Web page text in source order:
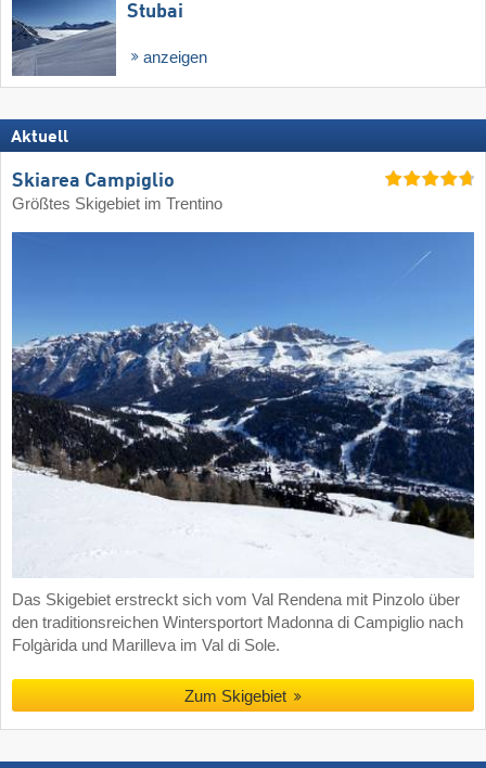
Stubai
anzeigen
Aktuell
Skiarea Campiglio
Größtes Skigebiet im Trentino
Das Skigebiet erstreckt sich vom Val Rendena mit Pinzolo über
den traditionsreichen Wintersportort Madonna di Campiglio nach
Folgàrida und Marilleva im Val di Sole.
Zum Skigebiet